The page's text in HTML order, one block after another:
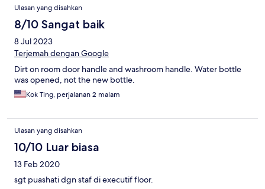
Ulasan yang disahkan
8/10 Sangat baik
8 Jul 2023
Terjemah dengan Google
Dirt on room door handle and washroom handle. Water bottle
was opened, not the new bottle.
Kok Ting, perjalanan 2 malam
Ulasan yang disahkan
10/10 Luar biasa
13 Feb 2020
sgt puashati dgn staf di executif floor.